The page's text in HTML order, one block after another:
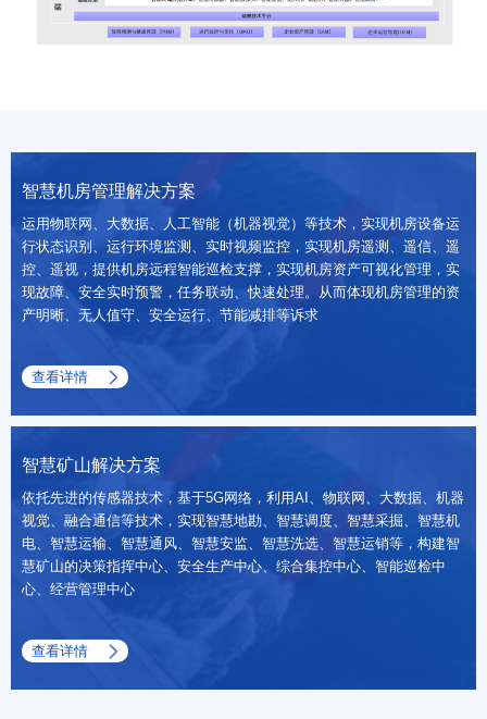
智慧机房管理解决方案
运用物联网、大数据、人工智能（机器视觉）等技术，实现机房设备运
行状态识别、运行环境监测、实时视频监控，实现机房遥测、遥信、遥
控、遥视，提供机房远程智能巡检支撑，实现机房资产可视化管理，实
现故障、安全实时预警，任务联动、快速处理。从而体现机房管理的资
产明晰、无人值守、安全运行、节能减排等诉求
查看详情
智慧矿山解决方案
依托先进的传感器技术，基于5G网络，利用AI、物联网、大数据、机器
视觉、融合通信等技术，实现智慧地勘、智慧调度、智慧采掘、智慧机
电、智慧运输、智慧通风、智慧安监、智慧洗选、智慧运销等，构建智
慧矿山的决策指挥中心、安全生产中心、综合集控中心、智能巡检中
心、经营管理中心
查看详情